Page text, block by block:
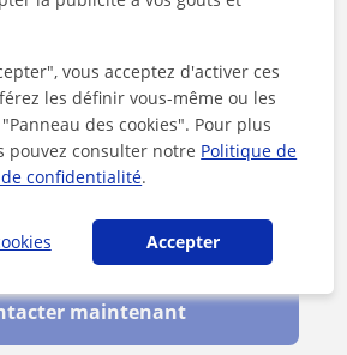
deux boutons, vous acceptez nos
confidentialité
maintenant
vous acceptez d'activer ces
les définir vous-même ou les
des cookies". Pour plus
pouvez consulter notre Politique de
confidentialité.
Accepter